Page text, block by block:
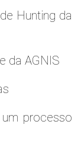
Hunting da
da AGNIS
processo